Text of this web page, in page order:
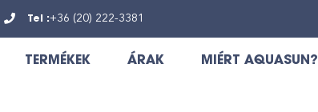
Tel :+36 (20) 222-3381
TERMÉKEK ÁRAK MIÉRT AQUASUN?